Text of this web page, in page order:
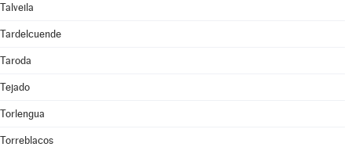
Talveila
Tardelcuende
Taroda
Tejado
Torlengua
Torreblacos